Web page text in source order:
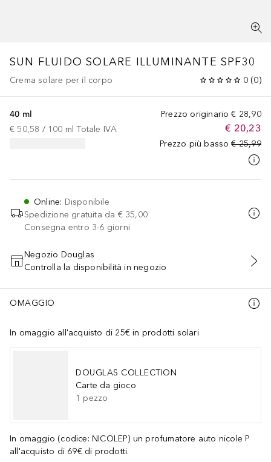
SUN FLUIDO SOLARE ILLUMINANTE SPF30
Crema solare per il corpo 0 (0)
Prezzo originario € 28,90
€ 20,23
Prezzo più basso € 25,99
40 ml
€ 50,58 / 100 ml Totale IVA
Online: Disponibile
Spedizione gratuita da € 35,00
Consegna entro 3-6 giorni
AGGIUNGI AL CARRELLO
Negozio Douglas
Controlla la disponibilità in negozio
OMAGGIO
In omaggio all'acquisto di 25€ in prodotti solari
DOUGLAS COLLECTION
Carte da gioco
1 pezzo
In omaggio (codice: NICOLEP) un profumatore auto nicole P
all'acquisto di 69€ di prodotti.